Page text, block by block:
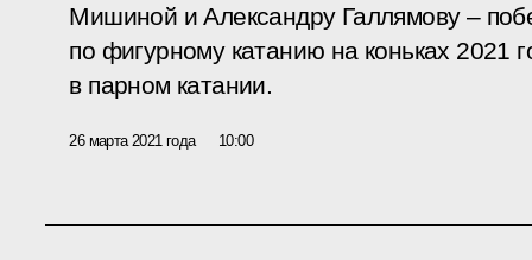
Мишиной и Александру Галлямову –
по фигурному катанию на коньках 2021
в парном катании.
26 марта 2021 года 10:00